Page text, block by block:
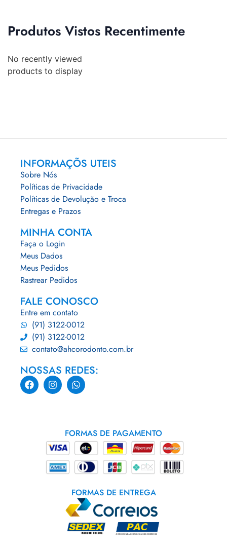
Produtos Vistos Recentimente
No recently viewed
products to display
INFORMAÇÕS UTEIS
Sobre Nós
Políticas de Privacidade
Políticas de Devolução e Troca
Entregas e Prazos
MINHA CONTA
Faça o Login
Meus Dados
Meus Pedidos
Rastrear Pedidos
FALE CONOSCO
Entre em contato
(91) 3122-0012
(91) 3122-0012
contato@ahcorodonto.com.br
NOSSAS REDES:
FORMAS DE PAGAMENTO
FORMAS DE ENTREGA